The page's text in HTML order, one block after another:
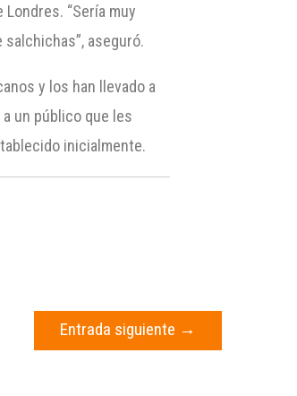
“Sería muy
aseguró.
y los han llevado a
un público que les
inicialmente.
Entrada siguiente →